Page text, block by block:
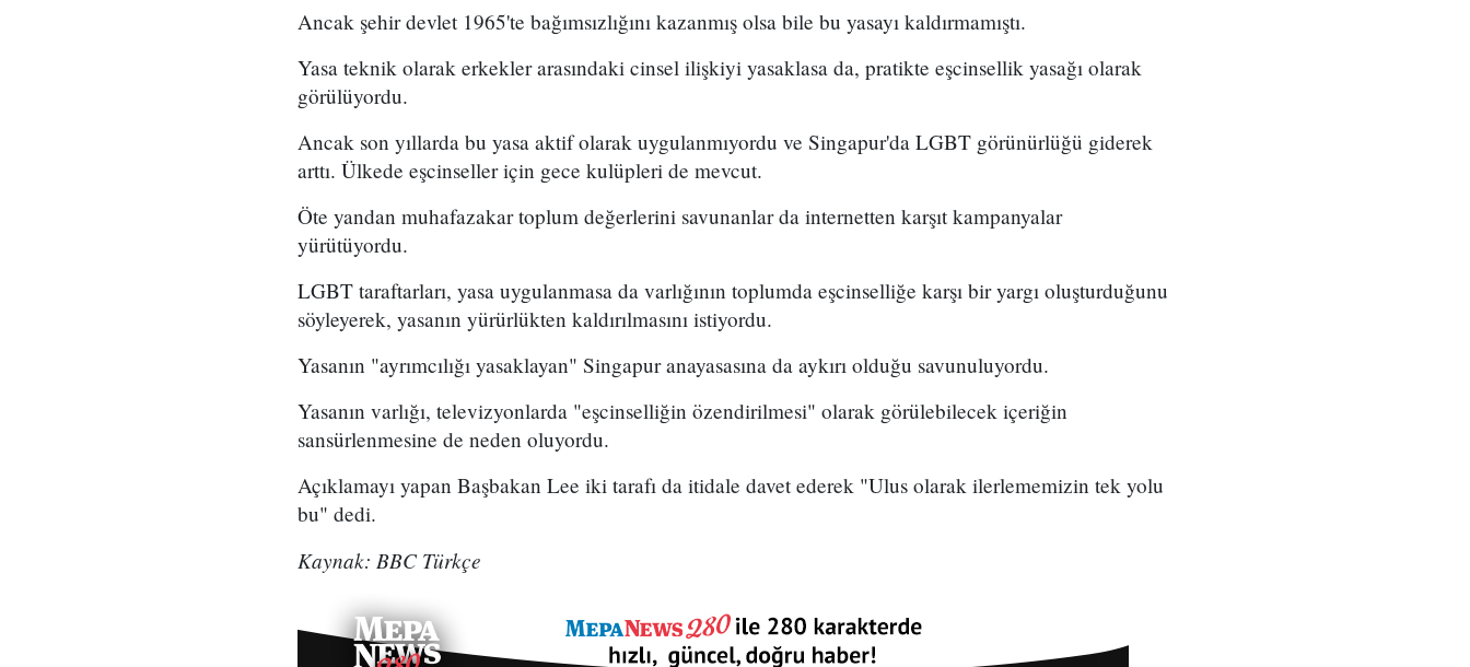
Ancak şehir devlet 1965'te bağımsızlığını kazanmış olsa bile bu yasayı kaldırmamıştı.
Yasa teknik olarak erkekler arasındaki cinsel ilişkiyi yasaklasa da, pratikte eşcinsellik yasağı olarak
görülüyordu.
Ancak son yıllarda bu yasa aktif olarak uygulanmıyordu ve Singapur'da LGBT görünürlüğü giderek
arttı. Ülkede eşcinseller için gece kulüpleri de mevcut.
Öte yandan muhafazakar toplum değerlerini savunanlar da internetten karşıt kampanyalar
yürütüyordu.
LGBT taraftarları, yasa uygulanmasa da varlığının toplumda eşcinselliğe karşı bir yargı oluşturduğunu
söyleyerek, yasanın yürürlükten kaldırılmasını istiyordu.
Yasanın "ayrımcılığı yasaklayan" Singapur anayasasına da aykırı olduğu savunuluyordu.
Yasanın varlığı, televizyonlarda "eşcinselliğin özendirilmesi" olarak görülebilecek içeriğin
sansürlenmesine de neden oluyordu.
Açıklamayı yapan Başbakan Lee iki tarafı da itidale davet ederek "Ulus olarak ilerlememizin tek yolu
bu" dedi.
Kaynak: BBC Türkçe